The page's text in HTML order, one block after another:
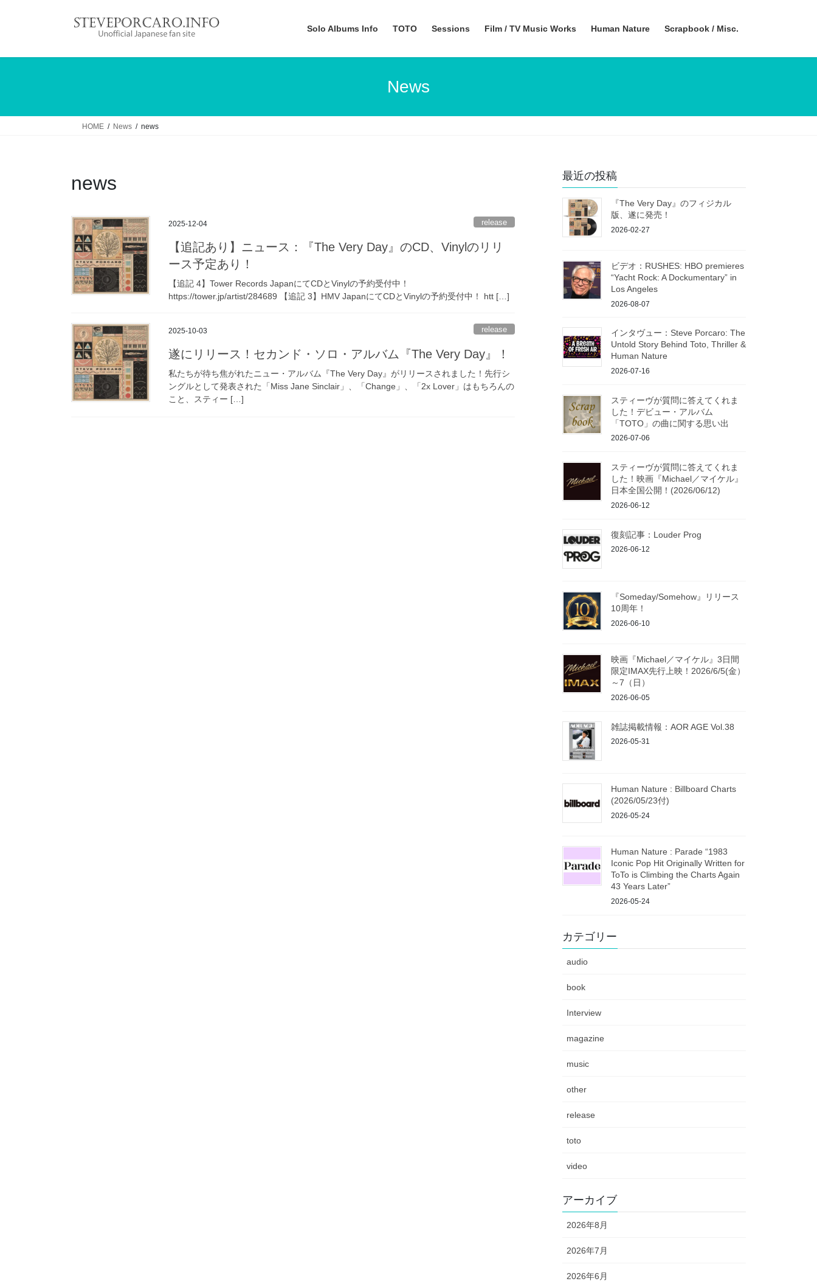
Solo Albums Info TOTO Sessions Film / TV Music Works Human Nature Scrapbook / Misc.
News
HOME News news
news
2025-12-04 release
【追記あり】ニュース：『The Very Day』のCD、Vinylのリリ
ース予定あり！
【追記 4】Tower Records JapanにてCDとVinylの予約受付中！
https://tower.jp/artist/284689 【追記 3】HMV JapanにてCDとVinylの予約受付中！ htt […]
2025-10-03 release
遂にリリース！セカンド・ソロ・アルバム『The Very Day』！
私たちが待ち焦がれたニュー・アルバム『The Very Day』がリリースされました！先行シ
ングルとして発表された「Miss Jane Sinclair」、「Change」、「2x Lover」はもちろんの
こと、スティー […]
最近の投稿
『The Very Day』のフィジカル
版、遂に発売！
2026-02-27
ビデオ：RUSHES: HBO premieres
“Yacht Rock: A Dockumentary” in
Los Angeles
2026-08-07
インタヴュー：Steve Porcaro: The
Untold Story Behind Toto, Thriller &
Human Nature
2026-07-16
スティーヴが質問に答えてくれま
した！デビュー・アルバム
「TOTO」の曲に関する思い出
2026-07-06
スティーヴが質問に答えてくれま
した！映画『Michael／マイケル』
日本全国公開！(2026/06/12)
2026-06-12
復刻記事：Louder Prog
2026-06-12
『Someday/Somehow』リリース
10周年！
2026-06-10
映画『Michael／マイケル』3日間
限定IMAX先行上映！2026/6/5(金）
～7（日）
2026-06-05
雑誌掲載情報：AOR AGE Vol.38
2026-05-31
Human Nature : Billboard Charts
(2026/05/23付)
2026-05-24
Human Nature : Parade “1983
Iconic Pop Hit Originally Written for
ToTo is Climbing the Charts Again
43 Years Later”
2026-05-24
カテゴリー
audio
book
Interview
magazine
music
other
release
toto
video
アーカイブ
2026年8月
2026年7月
2026年6月